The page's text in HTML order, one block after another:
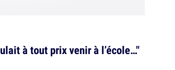
à tout prix venir à l’école…"